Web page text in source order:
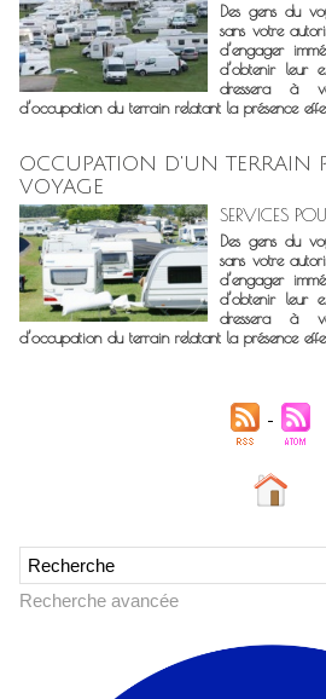
Des gens du
sans votre
d’engager
d’obtenir leur
dressera à
d’occupation du terrain relatant la présence
OCCUPATION D'UN TERRAIN
VOYAGE
SERVICES
Des gens du
sans votre
d’engager
d’obtenir leur
dressera à
d’occupation du terrain relatant la présence
Recherche avancée